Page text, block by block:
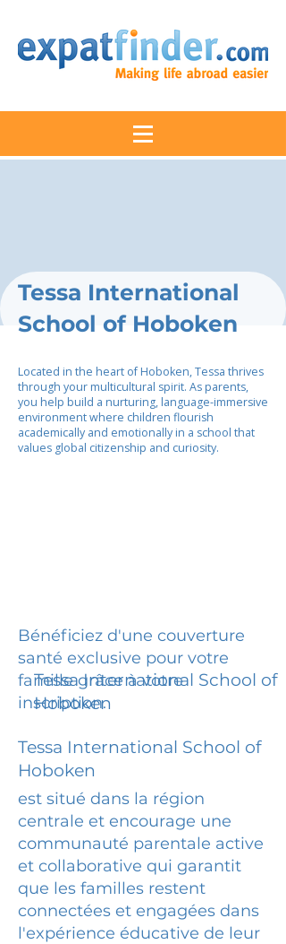
Tessa International
School of Hoboken
Located in the heart of Hoboken, Tessa thrives
through your multicultural spirit. As parents,
you help build a nurturing, language-immersive
environment where children flourish
academically and emotionally in a school that
values global citizenship and curiosity.
Bénéficiez d'une couverture
santé exclusive pour votre
famille grâce à votre
inscription.
Tessa International School of
Hoboken
Tessa International School of
Hoboken
est situé dans la région
centrale et encourage une
communauté parentale active
et collaborative qui garantit
que les familles restent
connectées et engagées dans
l'expérience éducative de leur